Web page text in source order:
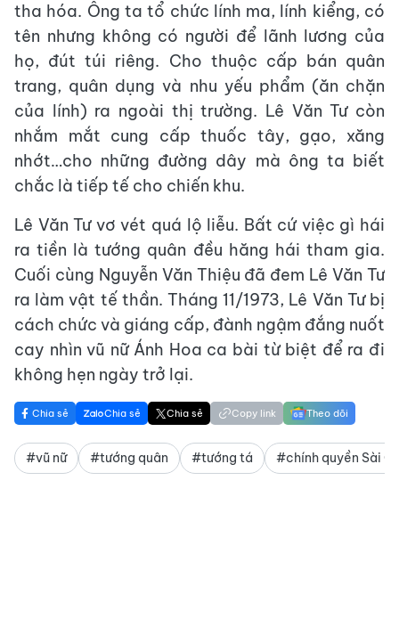
tha hóa. Ông ta tổ chức lính ma, lính kiểng, có
tên nhưng không có người để lãnh lương của
họ, đút túi riêng. Cho thuộc cấp bán quân
trang, quân dụng và nhu yếu phẩm (ăn chặn
của lính) ra ngoài thị trường. Lê Văn Tư còn
nhắm mắt cung cấp thuốc tây, gạo, xăng
nhớt…cho những đường dây mà ông ta biết
chắc là tiếp tế cho chiến khu.
Lê Văn Tư vơ vét quá lộ liễu. Bất cứ việc gì hái
ra tiền là tướng quân đều hăng hái tham gia.
Cuối cùng Nguyễn Văn Thiệu đã đem Lê Văn Tư
ra làm vật tế thần. Tháng 11/1973, Lê Văn Tư bị
cách chức và giáng cấp, đành ngậm đắng nuốt
cay nhìn vũ nữ Ánh Hoa ca bài từ biệt để ra đi
không hẹn ngày trở lại.
Chia sẻ Chia sẻ Chia sẻ Copy link Theo dõi
#vũ nữ #tướng quân #tướng tá #chính quyền Sài